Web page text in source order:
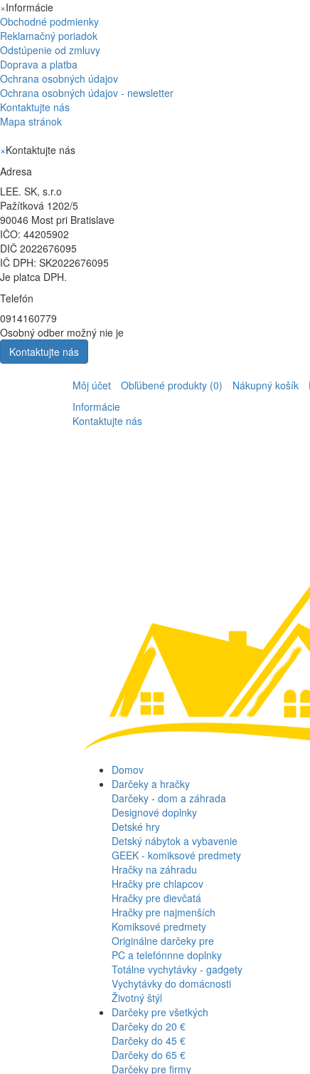
×Informácie
Obchodné podmienky
Reklamačný poriadok
Odstúpenie od zmluvy
Doprava a platba
Ochrana osobných údajov
Ochrana osobných údajov - newsletter
Kontaktujte nás
Mapa stránok
×Kontaktujte nás
Adresa
LEE. SK, s.r.o
Pažítková 1202/5
90046 Most pri Bratislave
IČO: 44205902
DIČ 2022676095
IČ DPH: SK2022676095
Je platca DPH.
Telefón
0914160779
Osobný odber možný nie je
Kontaktujte nás
Môj účet Obľúbené produkty (0) Nákupný košík
Informácie
Kontaktujte nás
Domov
Darčeky a hračky
Darčeky - dom a záhrada
Designové doplnky
Detské hry
Detský nábytok a vybavenie
GEEK - komiksové predmety
Hračky na záhradu
Hračky pre chlapcov
Hračky pre dievčatá
Hračky pre najmenších
Komiksové predmety
Originálne darčeky pre
PC a telefónnne doplnky
Totálne vychytávky - gadgety
Vychytávky do domácnosti
Životný štýl
Darčeky pre všetkých
Darčeky do 20 €
Darčeky do 45 €
Darčeky do 65 €
Darčeky pre firmy